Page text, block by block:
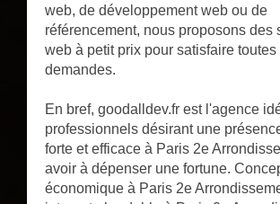
web, de développement web ou de
référencement, nous proposons des
web à petit prix pour satisfaire toutes
demandes.
En bref, goodalldev.fr est l'agence
professionnels désirant une
forte et efficace à Paris 2e
avoir à dépenser une fortune.
économique à Paris 2e